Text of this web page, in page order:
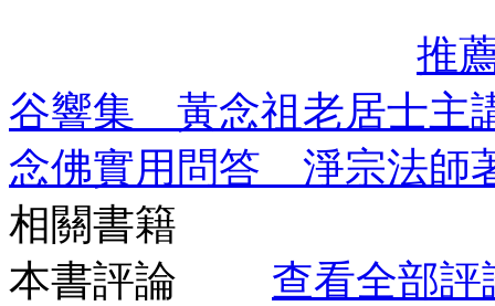
推
谷響集 黃念祖老居士主
念佛實用問答 淨宗法師
相關書籍
本書評論
查看全部評